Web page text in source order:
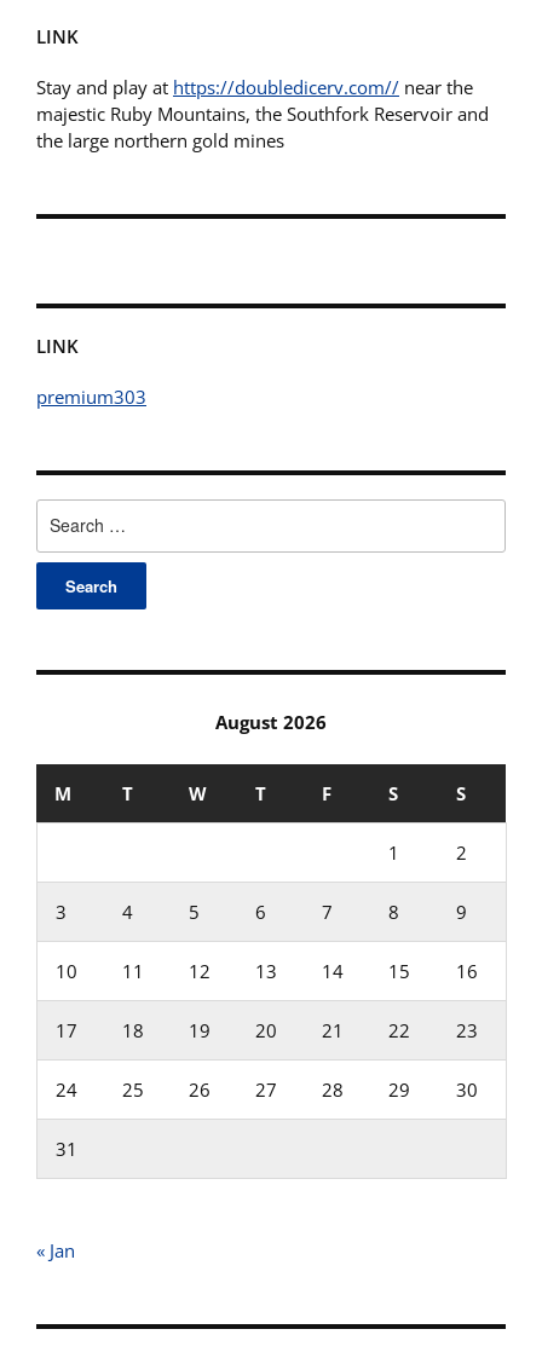
LINK
Stay and play at https://doubledicerv.com// near the
majestic Ruby Mountains, the Southfork Reservoir and
the large northern gold mines
LINK
premium303
for:
August 2026
M T W T F S S
1 2
3 4 5 6 7 8 9
10 11 12 13 14 15 16
17 18 19 20 21 22 23
24 25 26 27 28 29 30
31
« Jan